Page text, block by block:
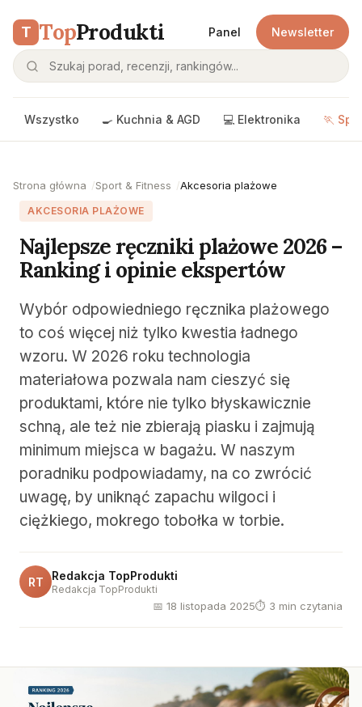
T TopProdukti Panel Newsletter
Wszystko 🍳 Kuchnia & AGD 💻 Elektronika 🏃
Strona główna Sport & Fitness Akcesoria plażowe
AKCESORIA PLAŻOWE
Najlepsze ręczniki plażowe 2026 –
Ranking i opinie ekspertów
Wybór odpowiedniego ręcznika plażowego
to coś więcej niż tylko kwestia ładnego
wzoru. W 2026 roku technologia
materiałowa pozwala nam cieszyć się
produktami, które nie tylko błyskawicznie
schną, ale też nie zbierają piasku i zajmują
minimum miejsca w bagażu. W naszym
poradniku podpowiadamy, na co zwrócić
uwagę, by uniknąć zapachu wilgoci i
ciężkiego, mokrego tobołka w torbie.
RT Redakcja TopProdukti
Redakcja TopProdukti
📅 18 listopada 2025⏱ 3 min czytania